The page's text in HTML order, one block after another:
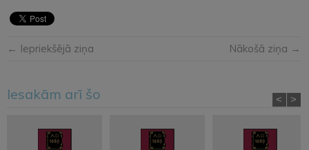
← Iepriekšējā ziņa Nākošā ziņa →
Iesakām arī šo < >